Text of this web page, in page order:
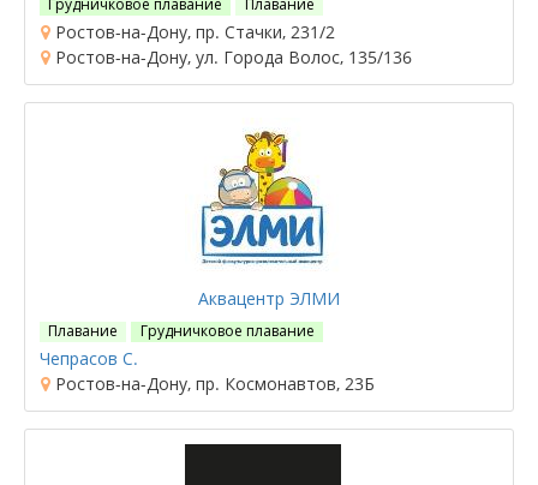
Грудничковое плавание Плавание
Ростов-на-Дону, пр. Стачки, 231/2
Ростов-на-Дону, ул. Города Волос, 135/136
Аквацентр ЭЛМИ
Плавание Грудничковое плавание
Чепрасов С.
Ростов-на-Дону, пр. Космонавтов, 23Б